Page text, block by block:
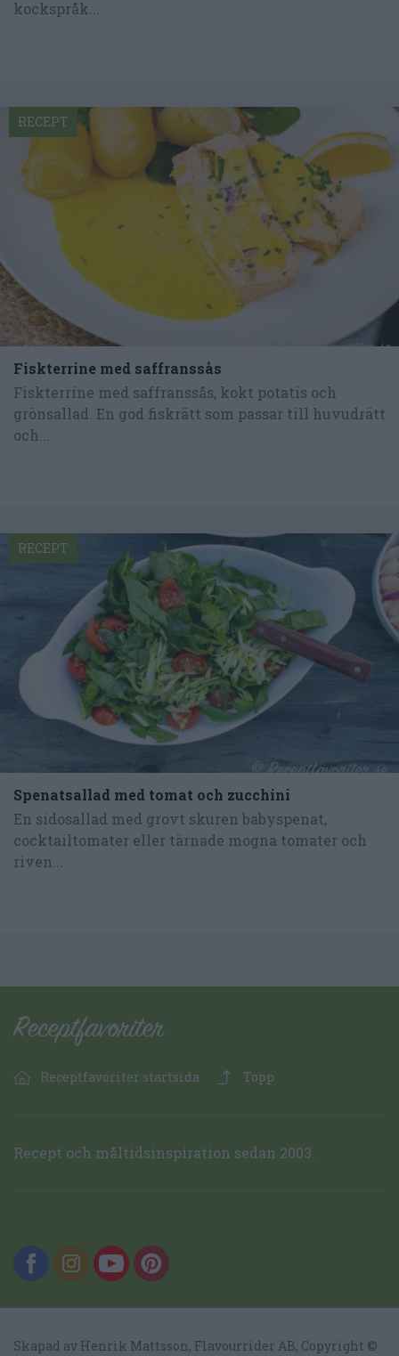
kockspråk...
Fiskterrine med saffranssås
Fiskterrine med saffranssås, kokt potatis och
grönsallad. En god fiskrätt som passar till huvudrätt
och...
RECEPT
Spenatsallad med tomat och zucchini
En sidosallad med grovt skuren babyspenat,
cocktailtomater eller tärnade mogna tomater och
riven...
RECEPT
Receptfavoriter startsida Topp
Recept och måltidsinspiration sedan 2003.
Skapad av Henrik Mattsson, Flavourrider AB, Copyright ©